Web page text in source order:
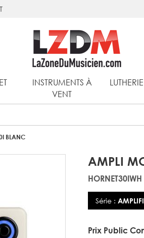
INSTRUMENTS À
VENT
LUTHERIE
BLANC
AMPLI
HORNET30IWH
Série :
Prix Public